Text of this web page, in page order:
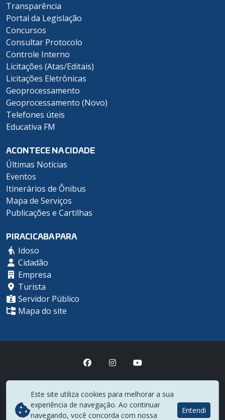
Transparência
Portal da Legislação
Concursos
Consultar Protocolo
Controle Interno
Licitações (Atas/Editais)
Licitações Eletrônicas
Geoprocessamento
Geoprocessamento (Novo)
Telefones úteis
Educativa FM
ACONTECE NA CIDADE
Últimas Notícias
Eventos
Itinerários de Ônibus
Mapa de Serviços
Publicações e Cartilhas
PIRACICABA PARA
Idoso
Cidadão
Empresa
Turista
Servidor Público
Mapa do site
(19) 3403-1000
Rua Antônio Corrêa Barbosa, 2233 - Centro - CEP 13400-900
Este site utiliza cookies para melhorar a sua
experiência de navegação. Ao continuar
navegando, você concorda com nossa
Entendi